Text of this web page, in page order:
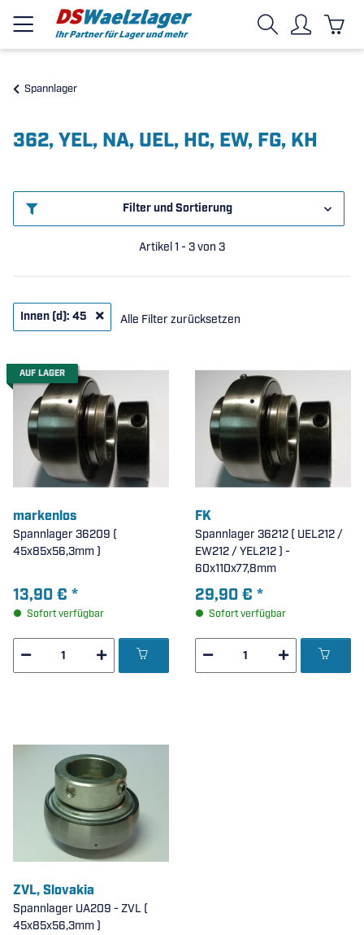
Spannlager
362, YEL, NA, UEL, HC, EW, FG, KH
Filter und Sortierung
Artikel 1 - 3 von 3
Innen (d): 45 Alle Filter zurücksetzen
AUF LAGER
markenlos
Spannlager 36209 (
45x85x56,3mm )
13,90 € *
Sofort verfügbar
FK
Spannlager 36212 ( UEL212 /
EW212 / YEL212 ) -
60x110x77,8mm
29,90 € *
Sofort verfügbar
ZVL, Slovakia
Spannlager UA209 - ZVL (
45x85x56,3mm )